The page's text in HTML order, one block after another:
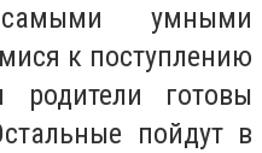
умными
к поступлению
готовы
пойдут в